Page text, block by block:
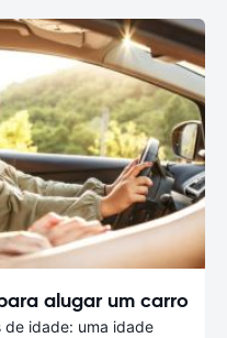
alugar um carro
de idade: uma idade